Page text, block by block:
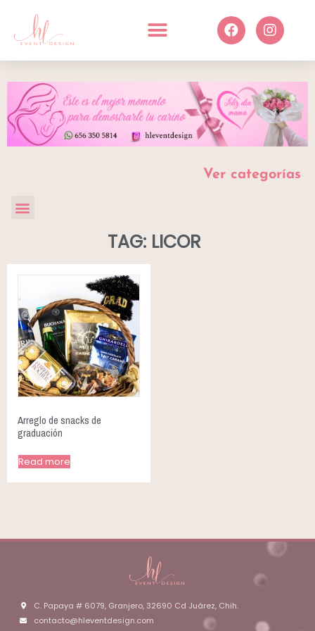
Ver categorías
TAG: LICOR
Arreglo de snacks de
graduación
Read more
C. Papaya # 6079, Granjero, 32690 Cd Juárez, Chih.
contacto@hleventdesign.com